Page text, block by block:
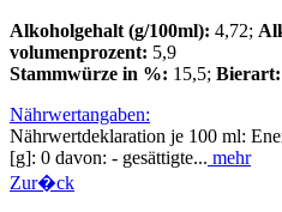
Alkoholgehalt (g/100ml): 4,72;
volumenprozent: 5,9
Stammwürze in %: 15,5; Bierart:
Nährwertangaben:
Nährwertdeklaration je 100 ml:
[g]: 0 davon: - gesättigte... mehr
Zur�ck